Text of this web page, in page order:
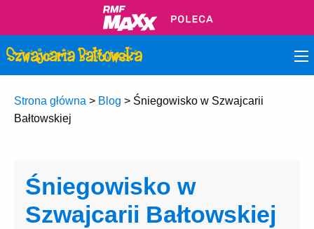
Strona główna > Blog > Śniegowisko w Szwajcarii
Bałtowskiej
Śniegowisko w
Szwajcarii Bałtowskiej